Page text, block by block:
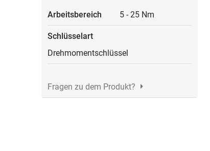
Arbeitsbereich 5 - 25 Nm
Schlüsselart
Drehmomentschlüssel
Fragen zu dem Produkt?